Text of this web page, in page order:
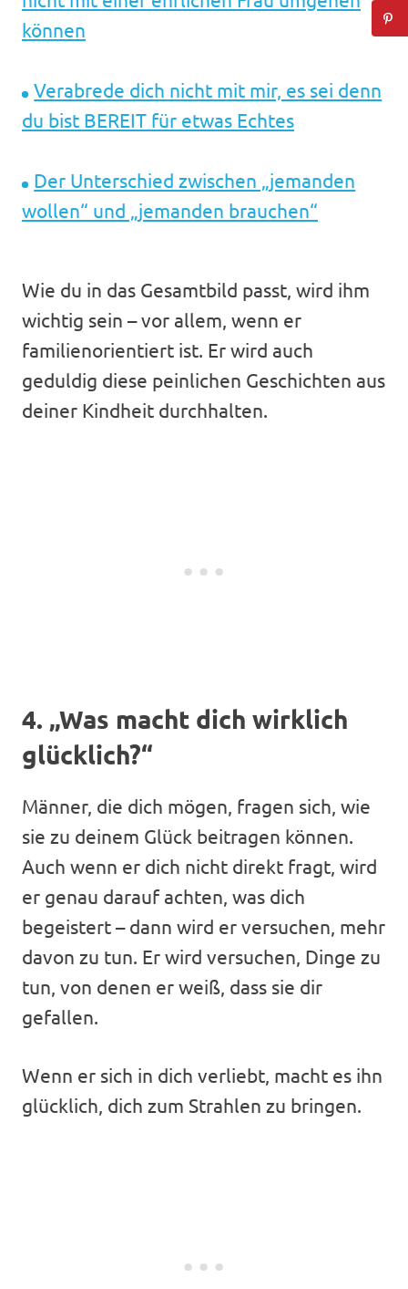
können
Verabrede dich nicht mit mir, es sei denn
du bist BEREIT für etwas Echtes
Der Unterschied zwischen „jemanden
wollen“ und „jemanden brauchen“
Wie du in das Gesamtbild passt, wird ihm
wichtig sein – vor allem, wenn er
familienorientiert ist. Er wird auch
geduldig diese peinlichen Geschichten aus
deiner Kindheit durchhalten.
4. „Was macht dich wirklich
glücklich?“
Männer, die dich mögen, fragen sich, wie
sie zu deinem Glück beitragen können.
Auch wenn er dich nicht direkt fragt, wird
er genau darauf achten, was dich
begeistert – dann wird er versuchen, mehr
davon zu tun. Er wird versuchen, Dinge zu
tun, von denen er weiß, dass sie dir
gefallen.
Wenn er sich in dich verliebt, macht es ihn
glücklich, dich zum Strahlen zu bringen.